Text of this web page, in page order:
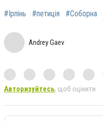
#Ірпінь #петиція #Соборна
Andrey Gaev
Авторизуйтесь, щоб оцінити